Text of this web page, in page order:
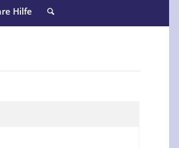
Hilfe